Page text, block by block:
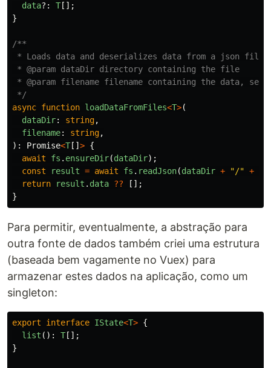
data?: T [];
}
/**
* Loads data and deserializes data from a json file.
* @param dataDir directory containing the file
* @param filename filename containing the data,
*/
async function loadDataFromFiles<T>(
dataDir: string,
filename: string,
):
Promise<T [] > {
await
fs . ensureDir(dataDir);
const
result = await fs . readJson(dataDir + "/" +
return
result . data ??
[];
}
Para permitir, eventualmente, a abstração para
outra fonte de dados também criei uma estrutura
(baseada bem vagamente no Vuex) para
armazenar estes dados na aplicação, como um
singleton:
export interface IState<T> {
list (): T [];
}